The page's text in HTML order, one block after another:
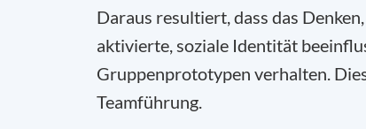
Daraus resultiert, dass das
aktivierte, soziale Identität
Gruppenprototypen verhalten.
Teamführung.